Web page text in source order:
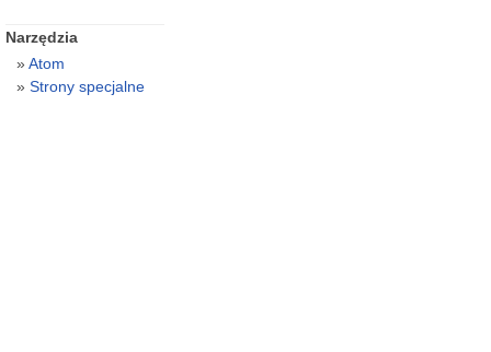
Narzędzia
Atom
Strony specjalne